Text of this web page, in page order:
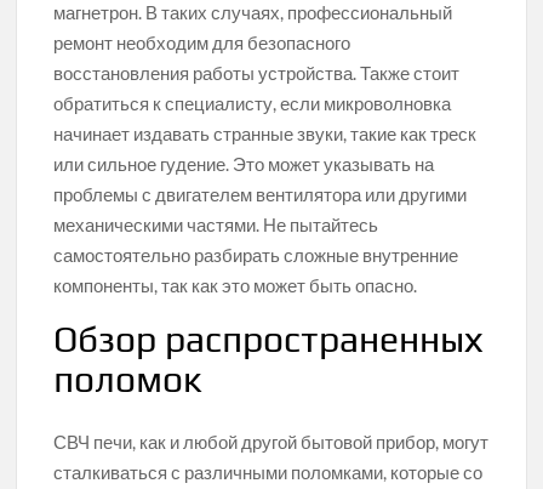
магнетрон. В таких случаях, профессиональный
ремонт необходим для безопасного
восстановления работы устройства. Также стоит
обратиться к специалисту, если микроволновка
начинает издавать странные звуки, такие как треск
или сильное гудение. Это может указывать на
проблемы с двигателем вентилятора или другими
механическими частями. Не пытайтесь
самостоятельно разбирать сложные внутренние
компоненты, так как это может быть опасно.
Обзор распространенных
поломок
СВЧ печи, как и любой другой бытовой прибор, могут
сталкиваться с различными поломками, которые со